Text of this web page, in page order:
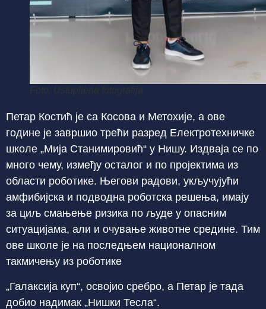
Foto: Ustupljena fotografija
Петар Костић је са Косова и Метохије, а ове
године је завршио трећи разред Електротехничке
школе „Мија Станимировић“ у Нишу. Издваја се по
много чему, између осталог и по пројектима из
области роботике. Његови радови, укључујући
амфибијска и подводна роботска решења, имају
за циљ смањење ризика по људе у опасним
ситуацијама, али и очување животне средине. Тим
ове школе је на последњем националном
такмичењу из роботике
„Галаксија куп“, освојио сребро, а Петар је тада
добио надимак „Нишки Тесла“.